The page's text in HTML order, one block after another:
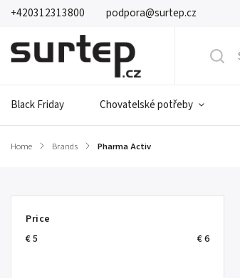
+420312313800 podpora@surtep.cz
Black Friday Chovatelské potřeby
Home / Brands / Pharma Activ
Price
€5 €6